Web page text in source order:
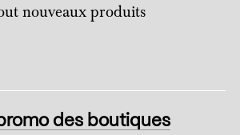
nouveaux produits
des boutiques